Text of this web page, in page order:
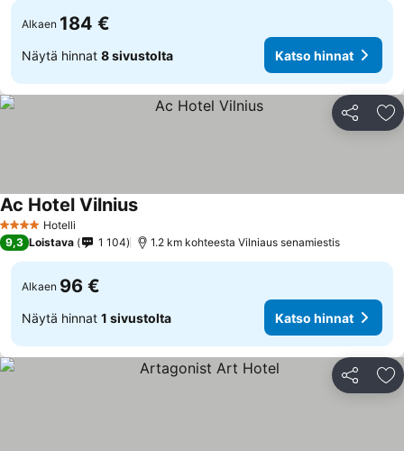
Alkaen 184 €
Näytä hinnat 8 sivustolta Katso hinnat
Jaa
4 Tähtiluokitus
Hotelli
Ac Hotel VilniusKatso hinnat
9,3 Loistava 1 104 1.2 km kohteesta Vilniaus senamiestis
Alkaen 96 €
Näytä hinnat 1 sivustolta Katso hinnat
Jaa